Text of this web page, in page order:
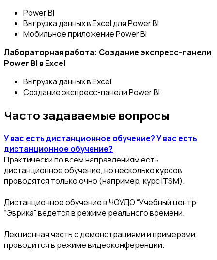
Power BI
Выгрузка данных в Excel для Power BI
Мобильное приложение Power BI
Лабораторная работа: Создание экспресс-панели
Power BI в Excel
Выгрузка данных в Excel
Создание экспресс-панели Power BI
Часто задаваемые вопросы
У вас есть дистанционное обучение?У вас есть
дистанционное обучение?
Практически по всем направлениям есть
дистанционное обучение, но несколько курсов
проводятся только очно (например, курс ITSM).
Дистанционное обучение в ЧОУДО “Учебный центр
“Эврика” ведется в режиме реального времени.
Лекционная часть с демонстрациями и примерами
проводится в режиме видеоконференции.